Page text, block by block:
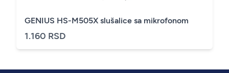
GENIUS HS-M505X slušalice sa mikrofonom
1.160 RSD